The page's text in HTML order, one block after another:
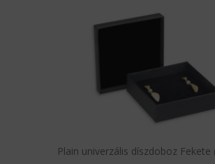
Plain univerzális díszdoboz Fekete